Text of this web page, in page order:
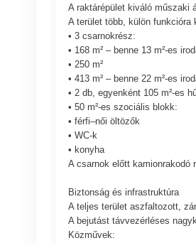
A raktárépület kiváló műszaki
A terület több, külön funkcióra
• 3 csarnokrész:
• 168 m² – benne 13 m²-es
• 250 m²
• 413 m² – benne 22 m²-es
• 2 db, egyenként 105 m²-es
• 50 m²-es szociális blokk:
• férfi–női öltözők
• WC-k
• konyha
A csarnok előtt kamionrakodó
Biztonság és infrastruktúra
A teljes terület aszfaltozott,
A bejutást távvezérléses
Közművek: